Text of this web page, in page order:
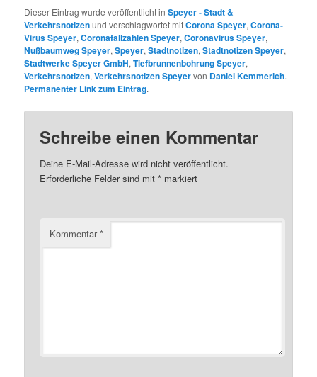
Dieser Eintrag wurde veröffentlicht inSpeyer - Stadt &
Verkehrsnotizenund verschlagwortet mitCorona Speyer,Corona-
Virus Speyer,Coronafallzahlen Speyer,Coronavirus Speyer,
Nußbaumweg Speyer,Speyer,Stadtnotizen,Stadtnotizen Speyer,
Stadtwerke Speyer GmbH,Tiefbrunnenbohrung Speyer,
Verkehrsnotizen,Verkehrsnotizen Speyervon Daniel Kemmerich.
Permanenter Link zum Eintrag.
Schreibe einen Kommentar
Deine E-Mail-Adresse wird nicht veröffentlicht.
Erforderliche Felder sind mit* markiert
Kommentar*